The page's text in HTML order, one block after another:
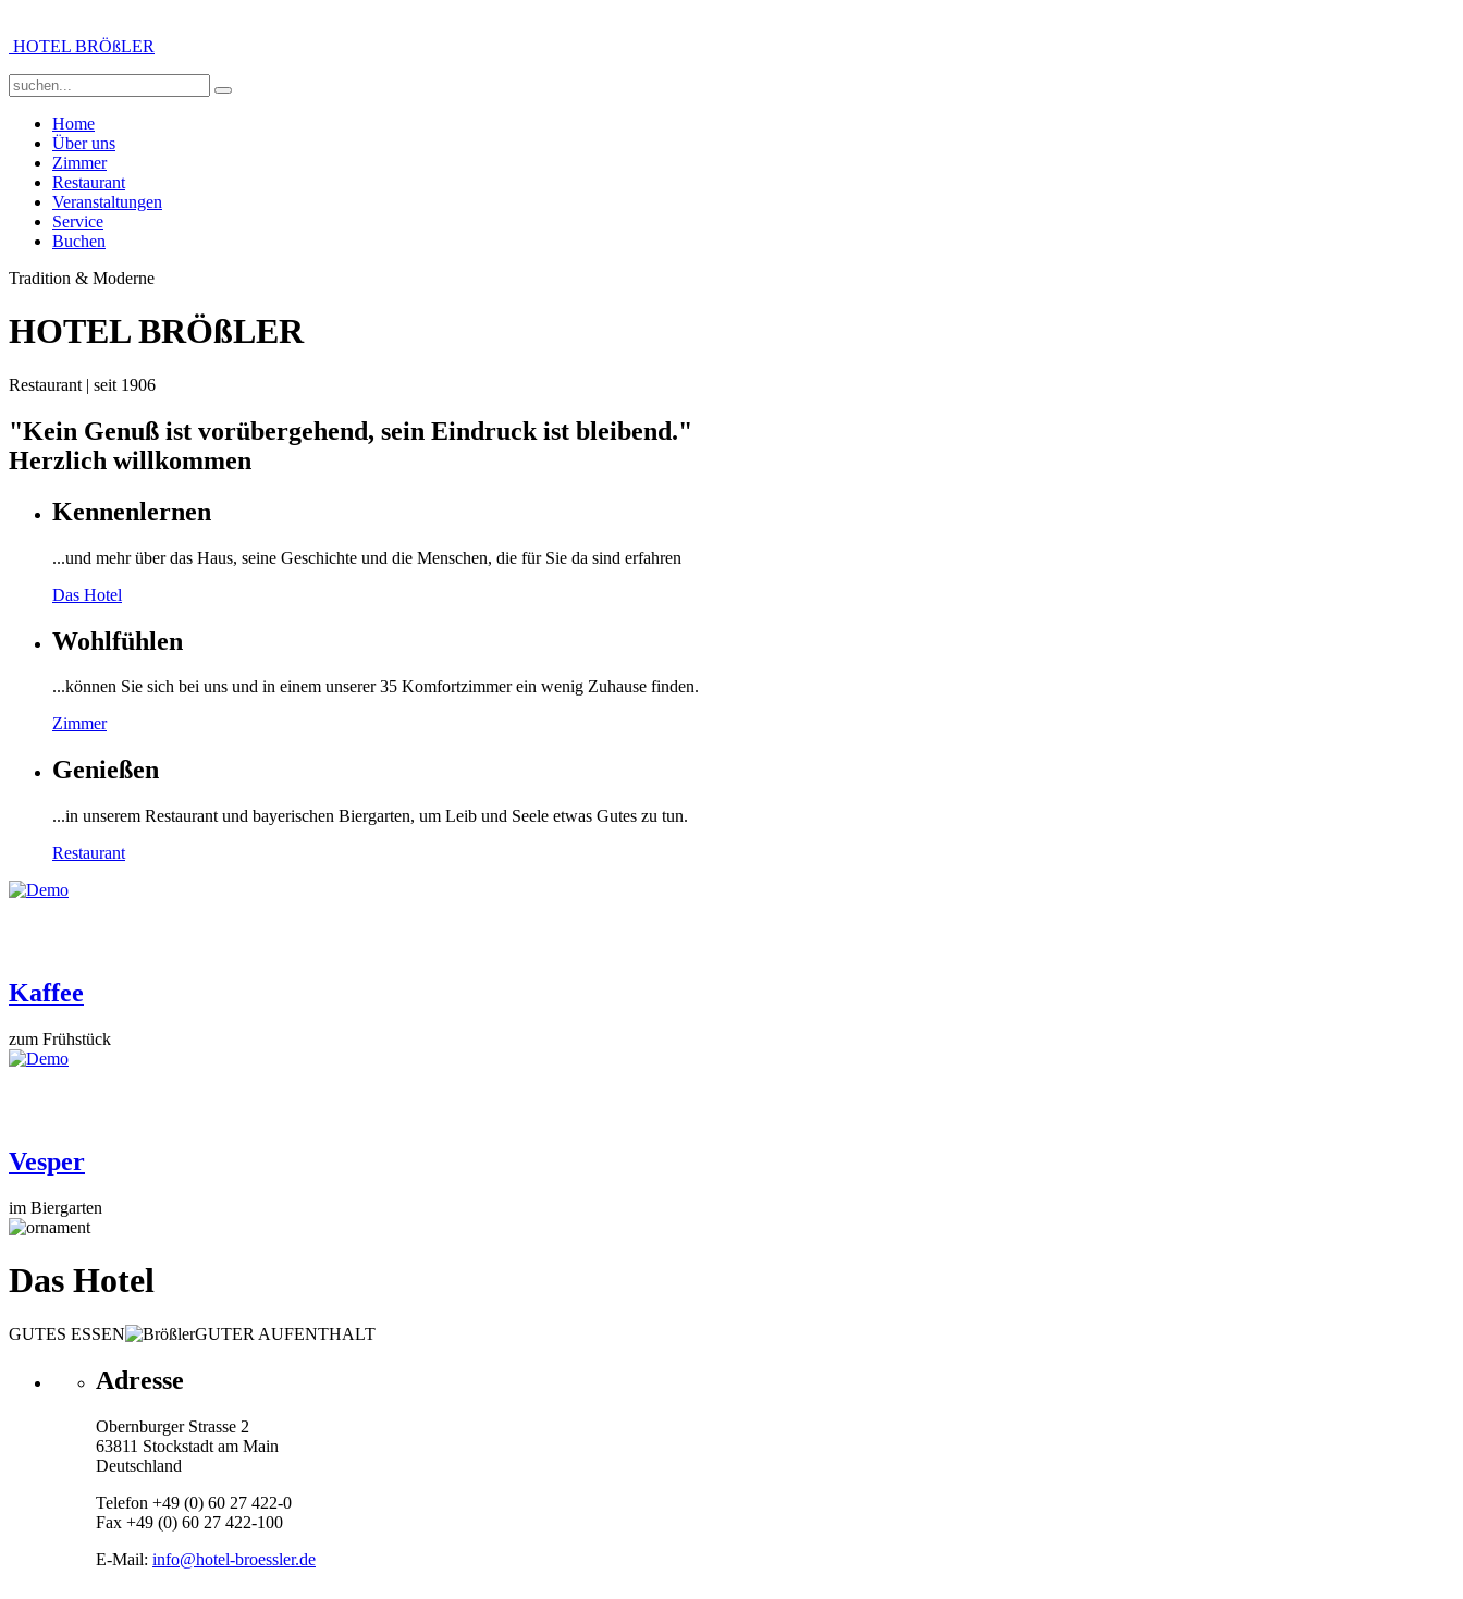
HOTEL BRÖßLER
Home
Über uns
Zimmer
Restaurant
Veranstaltungen
Service
Buchen
Tradition & Moderne
HOTEL BRÖßLER
Restaurant | seit 1906
"Kein Genuß ist vorübergehend, sein Eindruck ist bleibend."
Herzlich willkommen
Kennenlernen
...und mehr über das Haus, seine Geschichte und die Menschen, die für Sie da sind erfahren
Das Hotel
Wohlfühlen
...können Sie sich bei uns und in einem unserer 35 Komfortzimmer ein wenig Zuhause finden.
Zimmer
Genießen
...in unserem Restaurant und bayerischen Biergarten, um Leib und Seele etwas Gutes zu tun.
Restaurant
Kaffee
zum Frühstück
Vesper
im Biergarten
Das Hotel
GUTES ESSEN GUTER AUFENTHALT
Adresse
Obernburger Strasse 2
63811 Stockstadt am Main
Deutschland
Telefon +49 (0) 60 27 422-0
Fax +49 (0) 60 27 422-100
E-Mail: info@hotel-broessler.de